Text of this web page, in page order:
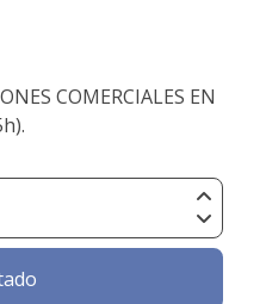
COMERCIALES EN